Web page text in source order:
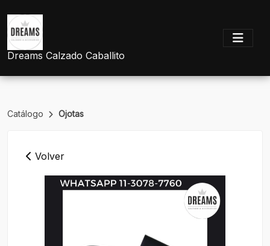
Dreams Calzado Caballito
Catálogo Ojotas
Volver